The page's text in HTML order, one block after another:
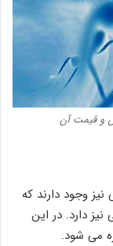
و قيمت آن
وجود دارند که
دارد. در این
می شود.